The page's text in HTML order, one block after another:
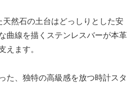
然石の土台はどっしりとした安
曲線を描くステンレスバーが本革
えます。
た、独特の高級感を放つ時計スタ